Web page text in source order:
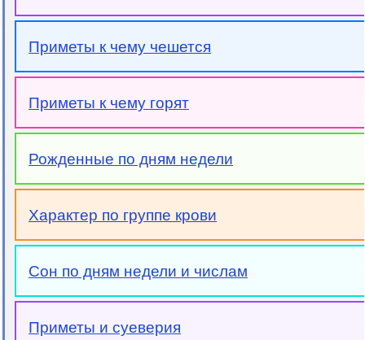
Приметы к чему чешется
Приметы к чему горят
Рожденные по дням недели
Характер по группе крови
Сон по дням недели и числам
Приметы и суеверия